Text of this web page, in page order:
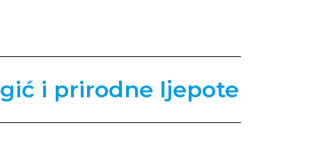
i prirodne ljepote